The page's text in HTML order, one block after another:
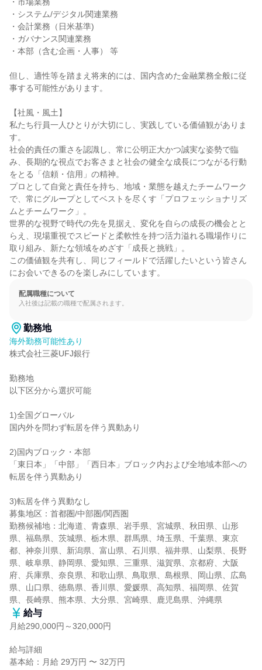
・システム/デジタル関連業務
・会計業務（日米基準)
・ガバナンス関連業務
・本部（含む企画・人事） 等
但し、適性等を踏まえ将来的には、国内含めた金融業務全般に従
事する可能性があります。
【社風・風土】
私たち行員一人ひとりが大切にし、実践している価値観がありま
す。
社会的責任の重さを認識し、常に公明正大かつ誠実な姿勢で臨
み、長期的な視点でお客さまと社会の健全な成長につながる行動
をとる「信頼・信用」の精神。
プロとして自覚と責任を持ち、地域・業態を越えたチームワーク
で、常にグループとしてベストを尽くす「プロフェッショナリズ
ムとチームワーク」。
世界的な視野で時代の先を見据え、変化を自らの成長の機会とと
らえ、現場重視でスピードと柔軟性を持つ活力溢れる職場作りに
取り組み、新たな領域をめざす「成長と挑戦」。
この価値観を共有し、同じフィールドで活躍したいという皆さん
にお会いできるのを楽しみにしています。
配属職種について
入社後は記載の職種で配属されます。
勤務地
海外勤務可能性あり
株式会社三菱UFJ銀行
勤務地
以下区分から選択可能
1)全国グローバル
国内外を問わず転居を伴う異動あり
2)国内ブロック・本部
「東日本」「中部」「西日本」ブロック内および全地域本部への
転居を伴う異動あり
3)転居を伴う異動なし
募集地区：首都圏/中部圏/関西圏
勤務候補地：北海道、青森県、岩手県、宮城県、秋田県、山形
県、福島県、茨城県、栃木県、群馬県、埼玉県、千葉県、東京
都、神奈川県、新潟県、富山県、石川県、福井県、山梨県、長野
県、岐阜県、静岡県、愛知県、三重県、滋賀県、京都府、大阪
府、兵庫県、奈良県、和歌山県、鳥取県、島根県、岡山県、広島
県、山口県、徳島県、香川県、愛媛県、高知県、福岡県、佐賀
県、長崎県、熊本県、大分県、宮崎県、鹿児島県、沖縄県
給与
月給290,000円～320,000円
給与詳細
基本給：月給 29万円 〜 32万円